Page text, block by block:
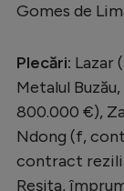
Gomes de
Plecări: Lazar
Metalul
800.000 €),
Ndong (f,
contract
Reșița,